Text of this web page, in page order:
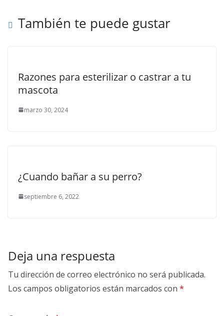
También te puede gustar
Razones para esterilizar o castrar a tu
mascota
marzo 30, 2024
¿Cuando bañar a su perro?
septiembre 6, 2022
Deja una respuesta
Tu dirección de correo electrónico no será publicada.
Los campos obligatorios están marcados con *